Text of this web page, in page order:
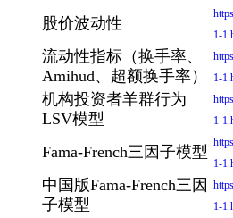
股价波动性
1-
流动性指标（换手率、
Amihud、超额换手率）
1-
机构投资者羊群行为
LSV模型
1-
Fama-French三因子模型
1-
中国版Fama-French三因
子模型
1-